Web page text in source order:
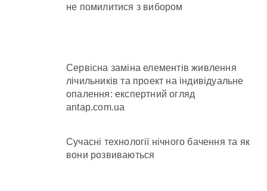
не помилитися з вибором
Сервісна заміна елементів живлення
лічильників та проект на індивідуальне
опалення: експертний огляд
antap.com.ua
Сучасні технології нічного бачення та як
вони розвиваються